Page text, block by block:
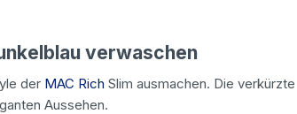
verwaschen
der MAC Rich Slim ausmachen. Die verkürzte
Aussehen.